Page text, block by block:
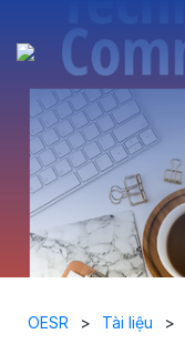
OESR > Tài liệu >